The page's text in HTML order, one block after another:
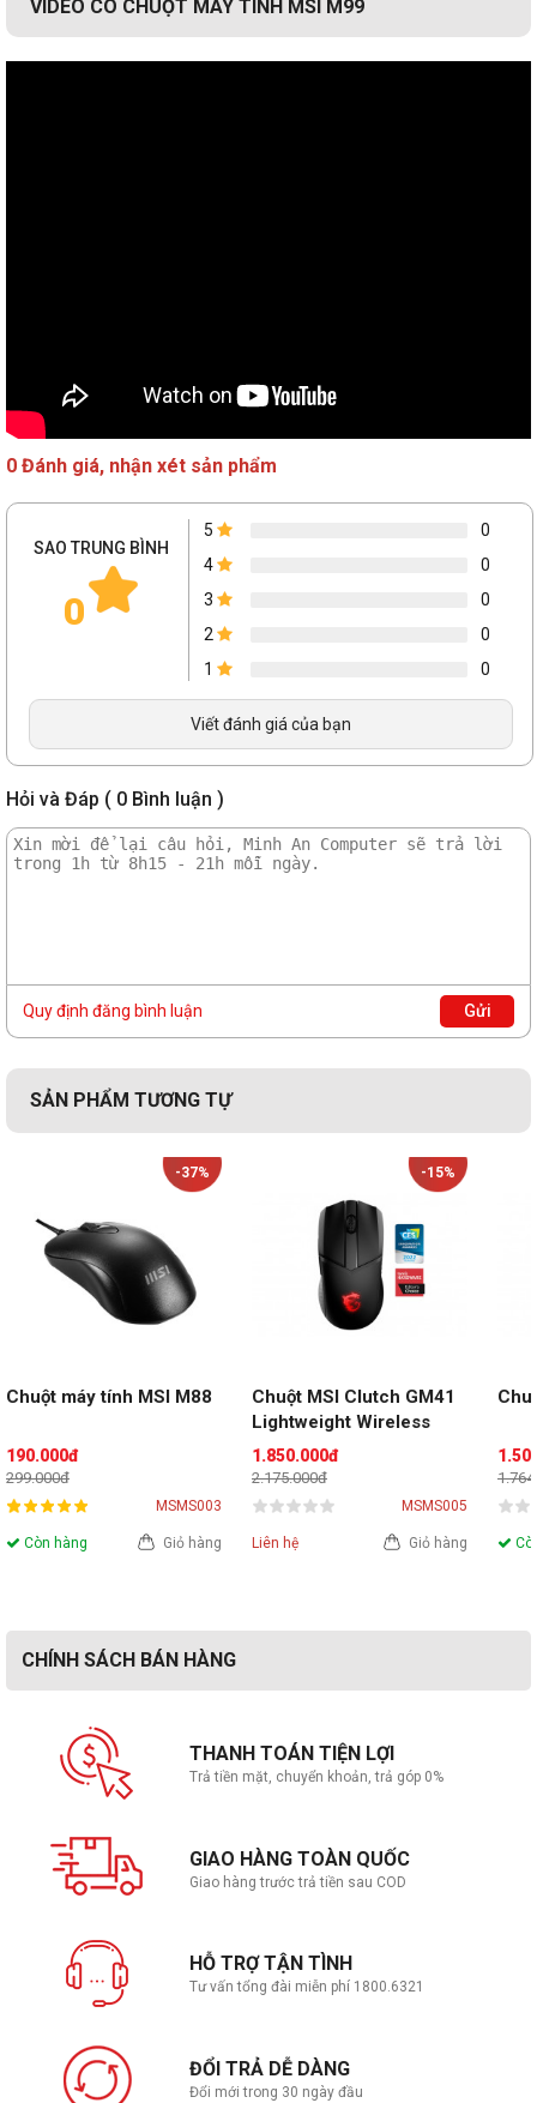
VIDEO CÓ CHUỘT MÁY TÍNH MSI M99
0 Đánh giá, nhận xét sản phẩm
SAO TRUNG BÌNH
0
5
0
4
0
3
0
2
0
1
0
Viết đánh giá của bạn
Hỏi và Đáp ( 0 Bình luận )
Quy định đăng bình luận Gửi
SẢN PHẨM TƯƠNG TỰ
-37%
Chuột máy tính MSI M88
190.000đ
299.000đ
MSMS003
Còn hàng Giỏ hàng
-15%
Chuột MSI Clutch GM41
Lightweight Wireless
1.850.000đ
2.175.000đ
MSMS005
Liên hệ Giỏ hàng
CHÍNH SÁCH BÁN HÀNG
THANH TOÁN TIỆN LỢI
Trả tiền mặt, chuyển khoản, trả góp 0%
GIAO HÀNG TOÀN QUỐC
Giao hàng trước trả tiền sau COD
HỖ TRỢ TẬN TÌNH
Tư vấn tổng đài miễn phí 1800.6321
ĐỔI TRẢ DỄ DÀNG
Đổi mới trong 30 ngày đầu